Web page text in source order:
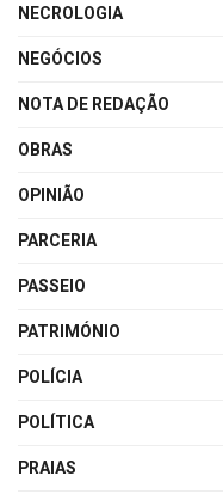
NECROLOGIA
NEGÓCIOS
NOTA DE REDAÇÃO
OBRAS
OPINIÃO
PARCERIA
PASSEIO
PATRIMÓNIO
POLÍCIA
POLÍTICA
PRAIAS